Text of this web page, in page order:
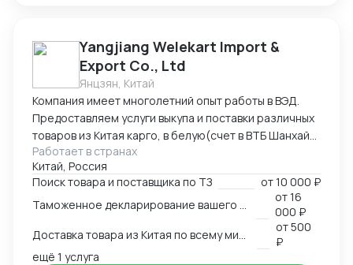
Yangjiang Welekart Import &
Export Co., Ltd
Янцзян, Китай
Компания имеет многолетний опыт работы в ВЭД.
Предоставляем услуги выкупа и поставки различных
товаров из Китая карго, в белую(счет в ВТБ Шанхай),
под ключ. Помогаем с оформлением различных
сертификатов на территории КНР. В частности, из
за территориального расположения компании,
специализируемся на кухонной утвари, ножах,
маникюрные металлические инструменты и т.п.;
стоматологических металлических инструментах.
Работает в странах
Китай, Россия
Поиск товара и поставщика по ТЗ
от10 000 ₽
от16
000 ₽
от500
₽
ещё 1 услуга